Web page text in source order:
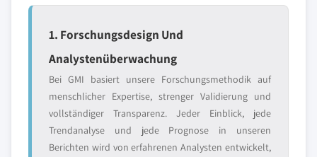
1. Forschungsdesign Und
Analystenüberwachung
Bei GMI basiert unsere Forschungsmethodik auf
menschlicher Expertise, strenger Validierung und
vollständiger Transparenz. Jeder Einblick, jede
Trendanalyse und jede Prognose in unseren
Berichten wird von erfahrenen Analysten entwickelt,